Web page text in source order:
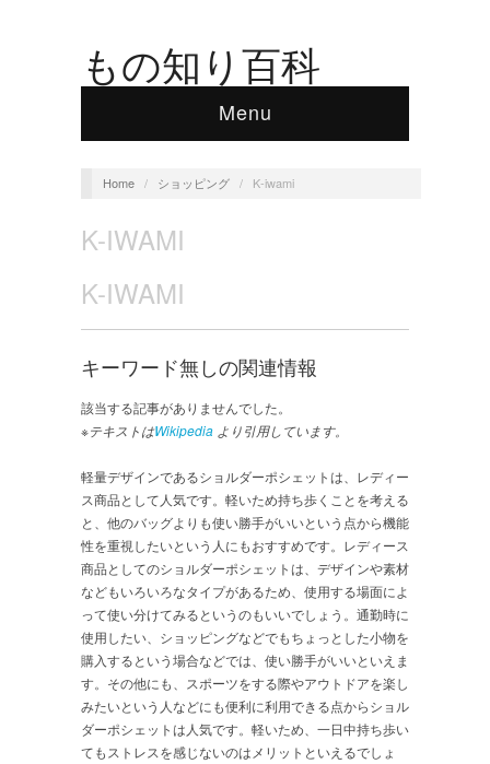
もの知り百科
Menu
Home / ショッピング / K-iwami
K-IWAMI
K-IWAMI
キーワード無しの関連情報
該当する記事がありませんでした。
※テキストはWikipedia より引用しています。
軽量デザインであるショルダーポシェットは、レディー
ス商品として人気です。軽いため持ち歩くことを考える
と、他のバッグよりも使い勝手がいいという点から機能
性を重視したいという人にもおすすめです。レディース
商品としてのショルダーポシェットは、デザインや素材
などもいろいろなタイプがあるため、使用する場面によ
って使い分けてみるというのもいいでしょう。通勤時に
使用したい、ショッピングなどでもちょっとした小物を
購入するという場合などでは、使い勝手がいいといえま
す。その他にも、スポーツをする際やアウトドアを楽し
みたいという人などにも便利に利用できる点からショル
ダーポシェットは人気です。軽いため、一日中持ち歩い
てもストレスを感じないのはメリットといえるでしょ